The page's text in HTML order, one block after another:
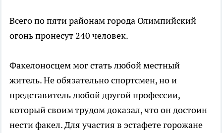
Всего по пяти районам города Олимпийский
огонь пронесут 240 человек.
Факелоносцем мог стать любой местный
житель. Не обязательно спортсмен, но и
представитель любой другой профессии,
который своим трудом доказал, что он достоин
нести факел. Для участия в эстафете горожане